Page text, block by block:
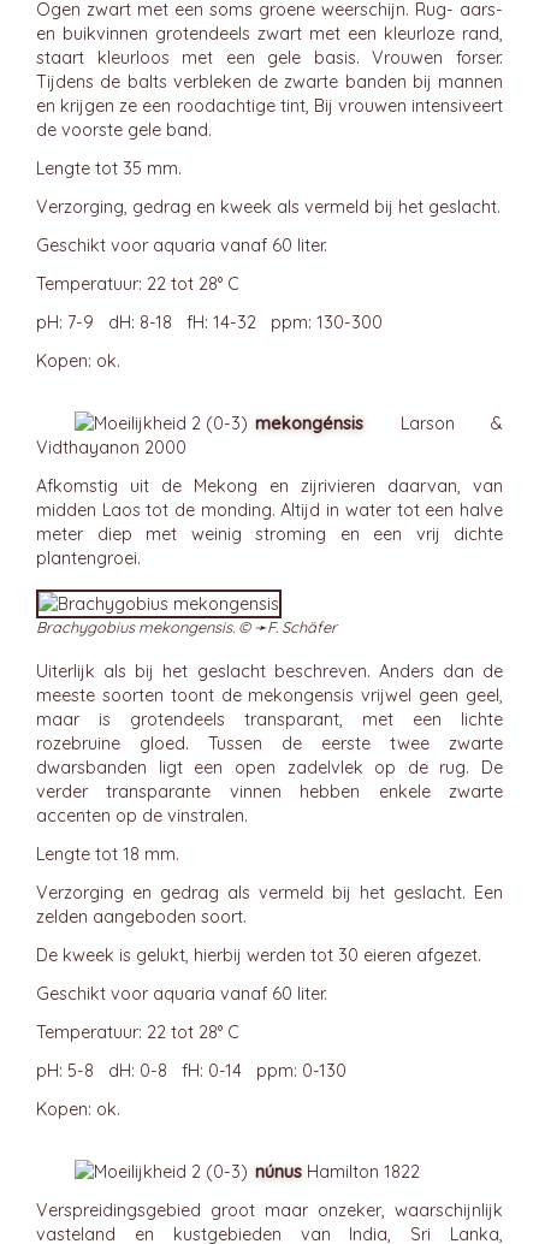
Ogen zwart met een soms groene weerschijn. Rug- aars-
en buikvinnen grotendeels zwart met een kleurloze rand,
staart kleurloos met een gele basis. Vrouwen forser.
Tijdens de balts verbleken de zwarte banden bij mannen
en krijgen ze een roodachtige tint, Bij vrouwen intensiveert
de voorste gele band.
Lengte tot 35 mm.
Verzorging, gedrag en kweek als vermeld bij het geslacht.
Geschikt voor aquaria vanaf 60 liter.
Temperatuur: 22 tot 28° C
pH: 7-9 dH: 8-18 fH: 14-32 ppm: 130-300
Kopen: ok.
mekongénsis Larson &
Vidthayanon 2000
Afkomstig uit de Mekong en zijrivieren daarvan, van
midden Laos tot de monding. Altijd in water tot een halve
meter diep met weinig stroming en een vrij dichte
plantengroei.
Brachygobius mekongensis. © ➛F. Schäfer
Uiterlijk als bij het geslacht beschreven. Anders dan de
meeste soorten toont de mekongensis vrijwel geen geel,
maar is grotendeels transparant, met een lichte
rozebruine gloed. Tussen de eerste twee zwarte
dwarsbanden ligt een open zadelvlek op de rug. De
verder transparante vinnen hebben enkele zwarte
accenten op de vinstralen.
Lengte tot 18 mm.
Verzorging en gedrag als vermeld bij het geslacht. Een
zelden aangeboden soort.
De kweek is gelukt, hierbij werden tot 30 eieren afgezet.
Geschikt voor aquaria vanaf 60 liter.
Temperatuur: 22 tot 28° C
pH: 5-8 dH: 0-8 fH: 0-14 ppm: 0-130
Kopen: ok.
núnus Hamilton 1822
Verspreidingsgebied groot maar onzeker, waarschijnlijk
vasteland en kustgebieden van India, Sri Lanka,